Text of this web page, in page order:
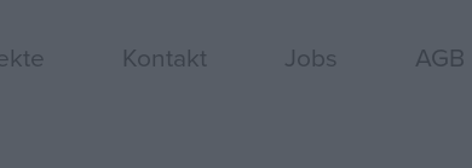
Kontakt Jobs AGB